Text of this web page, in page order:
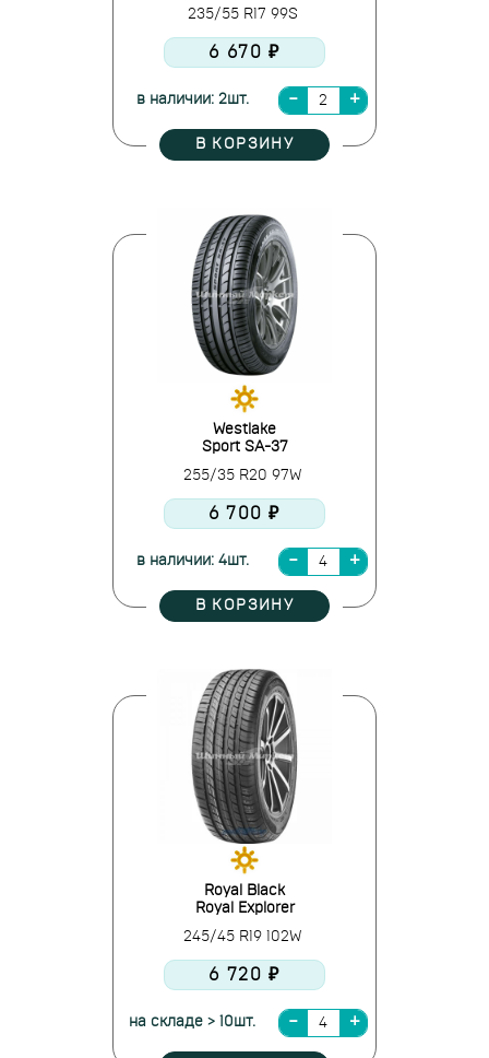
235/55 R17 99S
6 670 ₽
в наличии: 2шт.
В КОРЗИНУ
Westlake
Sport SA-37
255/35 R20 97W
6 700 ₽
в наличии: 4шт.
В КОРЗИНУ
Royal Black
Royal Explorer
245/45 R19 102W
6 720 ₽
на складе > 10шт.